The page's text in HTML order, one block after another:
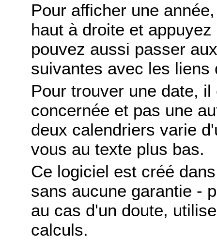
Pour afficher une
haut à droite et
pouvez aussi passer
suivantes avec les liens
Pour trouver une date,
concernée et pas une
deux calendriers varie
vous au texte plus bas.
Ce logiciel est créé
sans aucune garantie -
au cas d'un doute,
calculs.